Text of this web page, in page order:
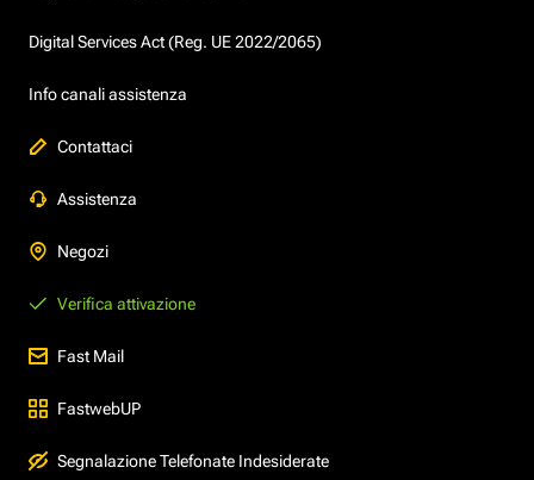
Digital Services Act (Reg. UE 2022/2065)
Info canali assistenza
Contattaci
Assistenza
Negozi
Verifica attivazione
Fast Mail
FastwebUP
Segnalazione Telefonate Indesiderate